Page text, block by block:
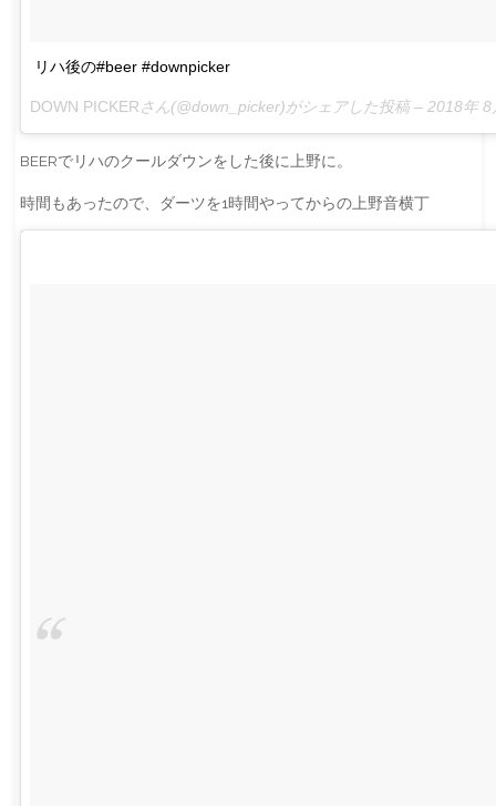
リハ後の#beer #downpicker
DOWN PICKERさん(@down_picker)がシェアした投稿 – 2018年 8
BEERでリハのクールダウンをした後に上野に。
時間もあったので、ダーツを1時間やってからの上野音横丁